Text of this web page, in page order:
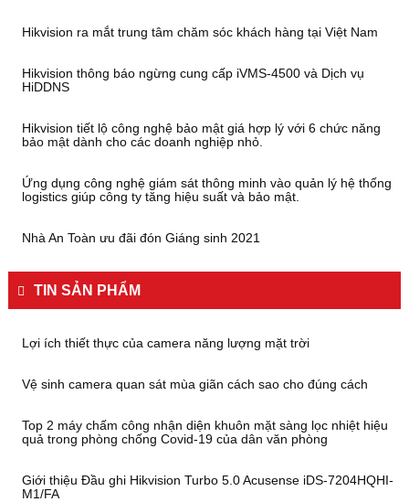
Hikvision ra mắt trung tâm chăm sóc khách hàng tại Việt Nam
Hikvision thông báo ngừng cung cấp iVMS-4500 và Dịch vụ
HiDDNS
Hikvision tiết lộ công nghệ bảo mật giá hợp lý với 6 chức năng
bảo mật dành cho các doanh nghiệp nhỏ.
Ứng dụng công nghệ giám sát thông minh vào quản lý hệ thống
logistics giúp công ty tăng hiệu suất và bảo mật.
Nhà An Toàn ưu đãi đón Giáng sinh 2021
TIN SẢN PHẨM
Lợi ích thiết thực của camera năng lượng mặt trời
Vệ sinh camera quan sát mùa giãn cách sao cho đúng cách
Top 2 máy chấm công nhận diện khuôn mặt sàng lọc nhiệt hiệu
quả trong phòng chống Covid-19 của dân văn phòng
Giới thiệu Đầu ghi Hikvision Turbo 5.0 Acusense iDS-7204HQHI-
M1/FA